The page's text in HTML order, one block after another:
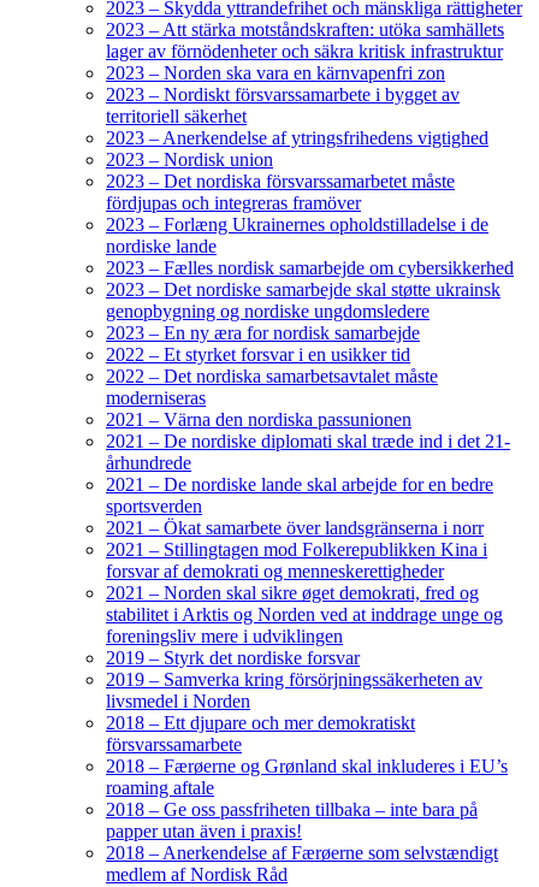
2023 – Skydda yttrandefrihet och mänskliga rättigheter
2023 – Att stärka motståndskraften: utöka samhällets
lager av förnödenheter och säkra kritisk infrastruktur
2023 – Norden ska vara en kärnvapenfri zon
2023 – Nordiskt försvarssamarbete i bygget av
territoriell säkerhet
2023 – Anerkendelse af ytringsfrihedens vigtighed
2023 – Nordisk union
2023 – Det nordiska försvarssamarbetet måste
fördjupas och integreras framöver
2023 – Forlæng Ukrainernes opholdstilladelse i de
nordiske lande
2023 – Fælles nordisk samarbejde om cybersikkerhed
2023 – Det nordiske samarbejde skal støtte ukrainsk
genopbygning og nordiske ungdomsledere
2023 – En ny æra for nordisk samarbejde
2022 – Et styrket forsvar i en usikker tid
2022 – Det nordiska samarbetsavtalet måste
moderniseras
2021 – Värna den nordiska passunionen
2021 – De nordiske diplomati skal træde ind i det 21-
århundrede
2021 – De nordiske lande skal arbejde for en bedre
sportsverden
2021 – Ökat samarbete över landsgränserna i norr
2021 – Stillingtagen mod Folkerepublikken Kina i
forsvar af demokrati og menneskerettigheder
2021 – Norden skal sikre øget demokrati, fred og
stabilitet i Arktis og Norden ved at inddrage unge og
foreningsliv mere i udviklingen
2019 – Styrk det nordiske forsvar
2019 – Samverka kring försörjningssäkerheten av
livsmedel i Norden
2018 – Ett djupare och mer demokratiskt
försvarssamarbete
2018 – Færøerne og Grønland skal inkluderes i EU’s
roaming aftale
2018 – Ge oss passfriheten tillbaka – inte bara på
papper utan även i praxis!
2018 – Anerkendelse af Færøerne som selvstændigt
medlem af Nordisk Råd